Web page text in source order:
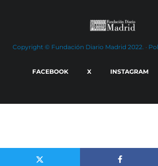
Copyright © Fundación Diario Madrid 2022. ·
FACEBOOK X INSTAGRAM